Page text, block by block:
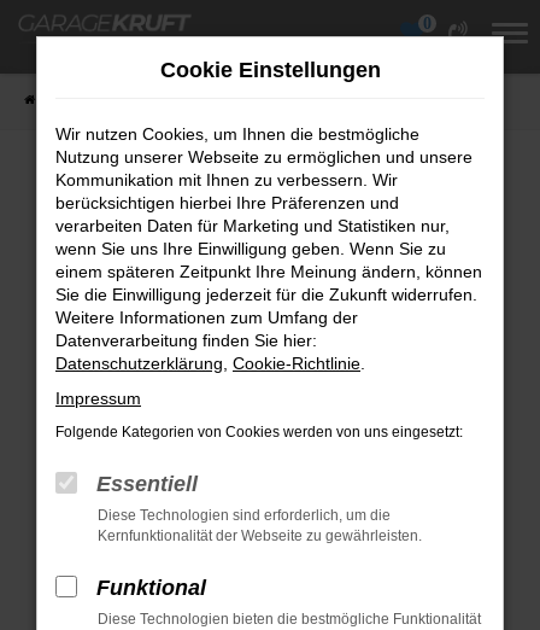
Zum
0
Fehler: Network Error
Beim Laden ist ein Fehler aufgetreten.
Hier sind ein paar Tipps, die dir helfen können:
Überprüfe deine Firewall und deine
Internetverbindung.
Laden andere Webseiten, zum Beispiel
deine Suchmaschine?
Manche Erweiterungen, wie Werbeblocker,
können das Laden bestimmter Seiten
verhindern. Funktioniert die Seite in einem
anderen Browser oder in einem privaten
Fenster?
Cookie Einstellungen
Wir nutzen Cookies, um Ihnen die bestmögliche
Nutzung unserer Webseite zu ermöglichen und unsere
Kommunikation mit Ihnen zu verbessern. Wir
berücksichtigen hierbei Ihre Präferenzen und
verarbeiten Daten für Marketing und Statistiken nur,
wenn Sie uns Ihre Einwilligung geben. Wenn Sie zu
einem späteren Zeitpunkt Ihre Meinung ändern, können
Sie die Einwilligung jederzeit für die Zukunft widerrufen.
Weitere Informationen zum Umfang der
Datenverarbeitung finden Sie hier:
Datenschutzerklärung Cookie-Richtlinie
Impressum
Folgende Kategorien von Cookies werden von uns eingesetzt:
Essentiell
Diese Technologien sind erforderlich, um die
Kernfunktionalität der Webseite zu gewährleisten.
Funktional
Diese Technologien bieten die bestmögliche Funktionalität